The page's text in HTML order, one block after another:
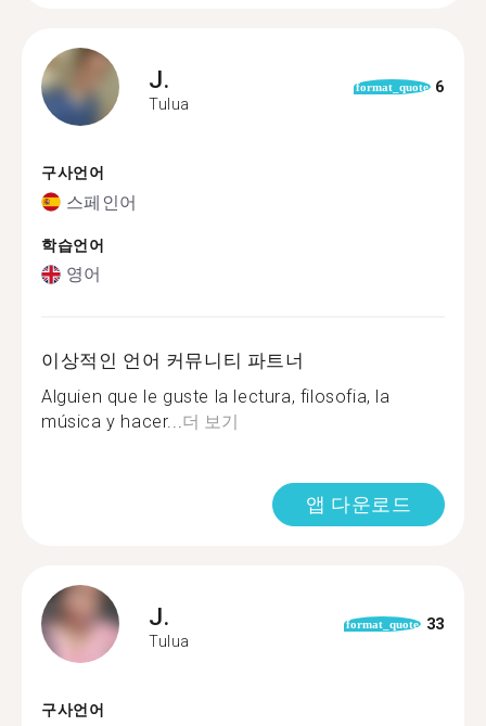
J.
Tulua
format_quote 6
구사언어
스페인어
학습언어
영어
이상적인 언어 커뮤니티 파트너
Alguien que le guste la lectura, filosofia, la
música y hacer...더 보기
앱 다운로드
J.
Tulua
format_quote 33
구사언어